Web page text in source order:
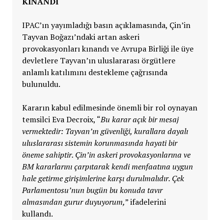
IPAC’ın yayımladığı basın açıklamasında, Çin’in
Tayvan Boğazı’ndaki artan askeri
provokasyonları kınandı ve Avrupa Birliği ile üye
devletlere Tayvan’ın uluslararası örgütlere
anlamlı katılımını destekleme çağrısında
bulunuldu.
Kararın kabul edilmesinde önemli bir rol oynayan
temsilci Eva Decroix, “Bu karar açık bir mesaj
vermektedir: Tayvan’ın güvenliği, kurallara dayalı
uluslararası sistemin korunmasında hayati bir
öneme sahiptir. Çin’in askeri provokasyonlarına ve
BM kararlarını çarpıtarak kendi menfaatına uygun
hale getirme girişimlerine karşı durulmalıdır. Çek
Parlamentosu’nun bugün bu konuda tavır
almasından gurur duyuyorum,” ifadelerini
kullandı.